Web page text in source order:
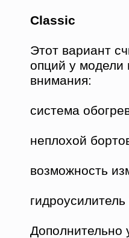
Classic
Этот вариант
опций у модели
внимания:
система
неплохой
возможность
гидроусилитель